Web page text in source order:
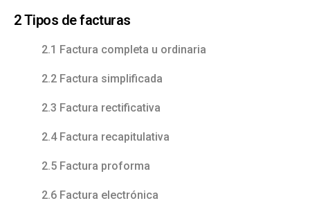
2 Tipos de facturas
2.1 Factura completa u ordinaria
2.2 Factura simplificada
2.3 Factura rectificativa
2.4 Factura recapitulativa
2.5 Factura proforma
2.6 Factura electrónica